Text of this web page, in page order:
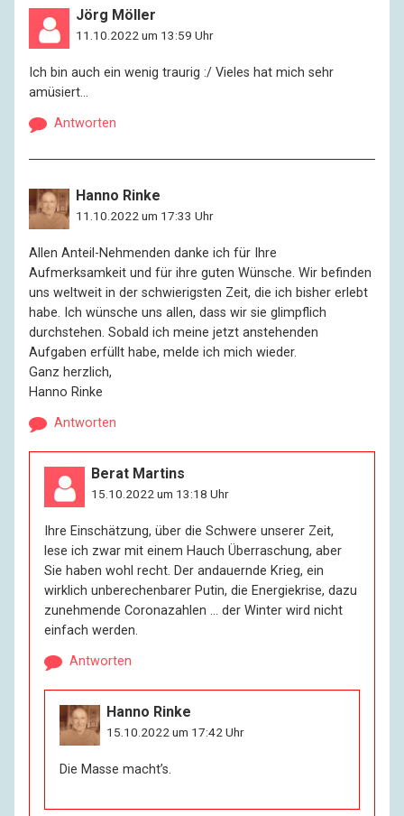
Jörg Möller
11.10.2022 um 13:59 Uhr
Ich bin auch ein wenig traurig :/ Vieles hat mich sehr
amüsiert…
Antworten
Hanno Rinke
11.10.2022 um 17:33 Uhr
Allen Anteil-Nehmenden danke ich für Ihre
Aufmerksamkeit und für ihre guten Wünsche. Wir befinden
uns weltweit in der schwierigsten Zeit, die ich bisher erlebt
habe. Ich wünsche uns allen, dass wir sie glimpflich
durchstehen. Sobald ich meine jetzt anstehenden
Aufgaben erfüllt habe, melde ich mich wieder.
Ganz herzlich,
Hanno Rinke
Antworten
Berat Martins
15.10.2022 um 13:18 Uhr
Ihre Einschätzung, über die Schwere unserer Zeit,
lese ich zwar mit einem Hauch Überraschung, aber
Sie haben wohl recht. Der andauernde Krieg, ein
wirklich unberechenbarer Putin, die Energiekrise, dazu
zunehmende Coronazahlen … der Winter wird nicht
einfach werden.
Antworten
Hanno Rinke
15.10.2022 um 17:42 Uhr
Die Masse macht’s.